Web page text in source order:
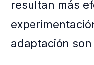
resultan más
adaptación